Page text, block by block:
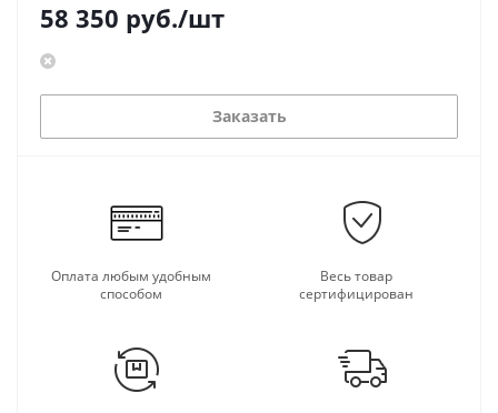
58 350 руб./шт
Заказать
Оплата любым удобным
способом
Весь товар
сертифицирован